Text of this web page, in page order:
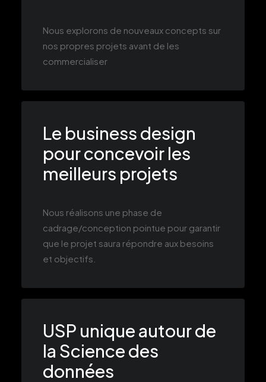
Nous explorons de nouveaux concepts sur
nos propres projets avant de les
commercialiser
Le business design
pour concevoir les
meilleurs projets
Nous réalisons une phase de
cadrage/conception pointue pour garantir
que le projet saura répondre aux besoins
et objectifs.
USP unique autour de
la Science des
données